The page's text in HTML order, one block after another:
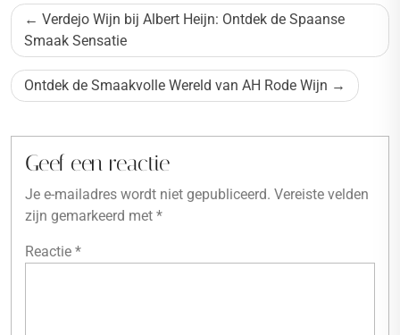
Bericht
navigatie
Verdejo Wijn bij Albert Heijn: Ontdek de Spaanse
Smaak Sensatie
Ontdek de Smaakvolle Wereld van AH Rode Wijn
Geef een reactie
Je e-mailadres wordt niet gepubliceerd. Vereiste velden
zijn gemarkeerd met *
Reactie *